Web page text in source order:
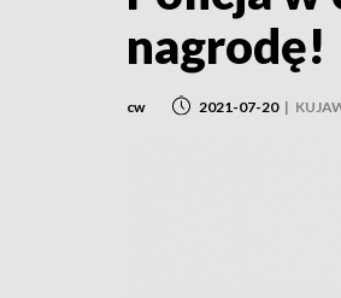
nagrodę!
cw 2021-07-20 |